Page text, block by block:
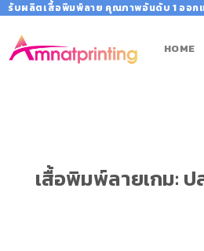
รับผลิตเสื้อพิมพ์ลาย คุณภาพอันดับ 1 ออก
HOME
เสื้อพิมพ์ลายเกม: